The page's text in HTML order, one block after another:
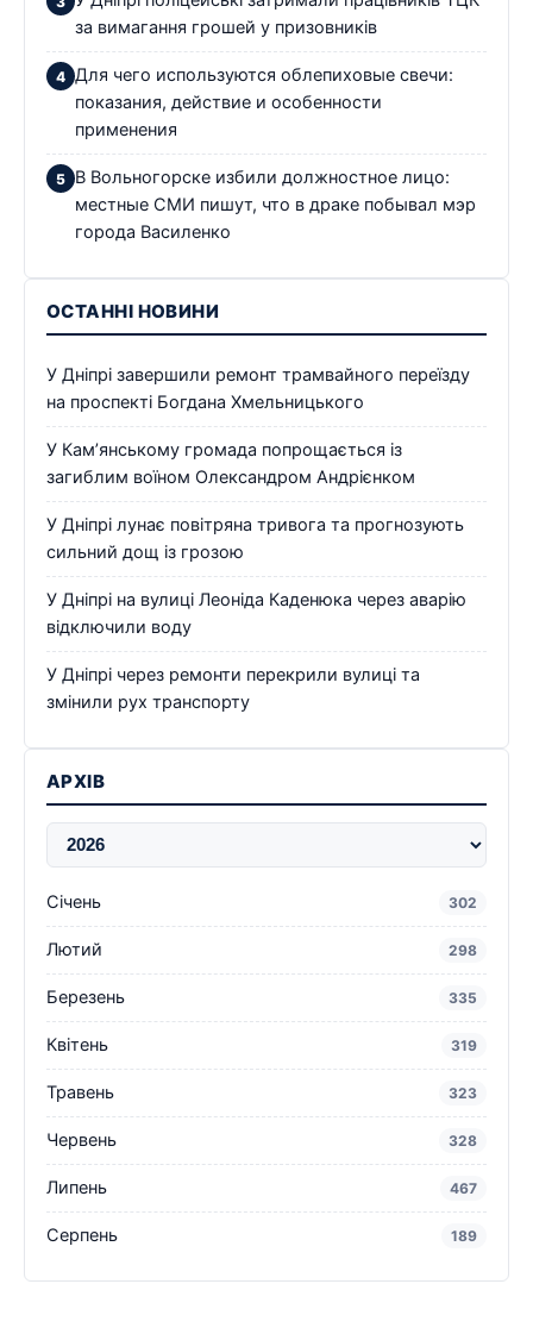
за вимагання грошей у призовників
Для чего используются облепиховые свечи:
показания, действие и особенности
применения
В Вольногорске избили должностное лицо:
местные СМИ пишут, что в драке побывал мэр
города Василенко
ОСТАННІ НОВИНИ
У Дніпрі завершили ремонт трамвайного переїзду
на проспекті Богдана Хмельницького
У Кам’янському громада попрощається із
загиблим воїном Олександром Андрієнком
У Дніпрі лунає повітряна тривога та прогнозують
сильний дощ із грозою
У Дніпрі на вулиці Леоніда Каденюка через аварію
відключили воду
У Дніпрі через ремонти перекрили вулиці та
змінили рух транспорту
АРХІВ
Січень 302
Лютий 298
Березень 335
Квітень 319
Травень 323
Червень 328
Липень 467
Серпень 189